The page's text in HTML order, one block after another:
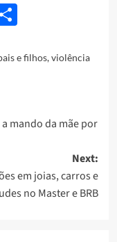
Share
e filhos,violência
mando da mãe por
Next:
em joias, carros e
no Master e BRB